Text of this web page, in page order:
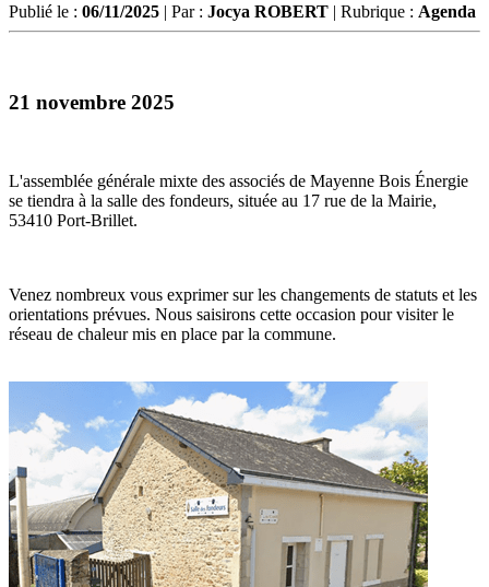
Publié le : 06/11/2025 | Par : Jocya ROBERT | Rubrique : Agenda
21 novembre 2025
L'assemblée générale mixte des associés de Mayenne Bois Énergie
se tiendra à la salle des fondeurs, située au 17 rue de la Mairie,
53410 Port-Brillet.
Venez nombreux vous exprimer sur les changements de statuts et les
orientations prévues. Nous saisirons cette occasion pour visiter le
réseau de chaleur mis en place par la commune.